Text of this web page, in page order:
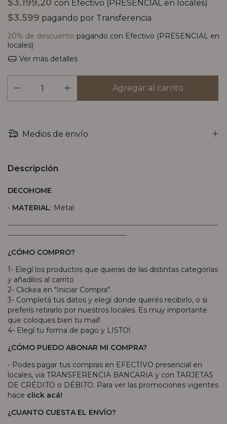
$3.199,20 con Efectivo (PRESENCIAL en locales)
$3.599 pagando por Transferencia
20% de descuento pagando con Efectivo (PRESENCIAL en
locales)
Ver más detalles
Medios de envío
Descripción
DECOHOME
- MATERIAL: Metal
-----------------------------------------------------------------------------------
-----------------------------------------------
¿CÓMO COMPRO?
1- Elegí los productos que quieras de las distintas categorías
y añadilos al carrito
2- Clickea en "Iniciar Compra".
3- Completá tus datos y elegí donde querés recibirlo, o si
preferís retirarlo por nuestros locales. Es muy importante
que coloques bien tu mail!
4- Elegí tu forma de pago y LISTO!.
¿CÓMO PUEDO ABONAR MI COMPRA?
- Podes pagar tus compras en EFECTIVO presencial en
locales, via TRANSFERENCIA BANCARIA y con TARJETAS
DE CRÉDITO o DÉBITO. Para ver las promociones vigentes
hace click acá!
¿CUANTO CUESTA EL ENVÍO?